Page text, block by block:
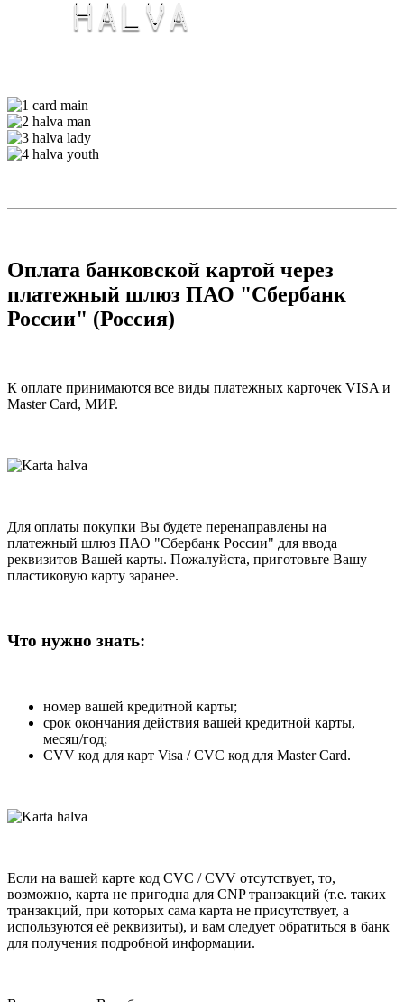
Оплата банковской картой через
платежный шлюз ПАО "Сбербанк
России" (Россия)
К оплате принимаются все виды платежных карточек VISA и
Master Card, МИР.
Для оплаты покупки Вы будете перенаправлены на
платежный шлюз ПАО "Сбербанк России" для ввода
реквизитов Вашей карты. Пожалуйста, приготовьте Вашу
пластиковую карту заранее.
Что нужно знать:
номер вашей кредитной карты;
cрок окончания действия вашей кредитной карты,
месяц/год;
CVV код для карт Visa / CVC код для Master Card.
Если на вашей карте код CVC / CVV отсутствует, то,
возможно, карта не пригодна для CNP транзакций (т.е. таких
транзакций, при которых сама карта не присутствует, а
используются её реквизиты), и вам следует обратиться в банк
для получения подробной информации.